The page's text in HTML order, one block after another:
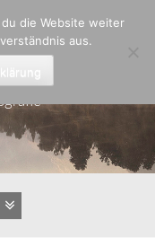
die Website weiter
aus.